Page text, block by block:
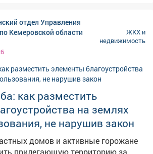
нашли дефект, требующий
с заменой трубопроводов.
оставлять до начала
к нарушению
зимний период. Именно поэтому
выполнить ремонт сразу после
несмотря на необходимость
горячего
объяснили чиновники и извинились
и в усиленном режиме. Фото:
отдел Управления
Кемеровской области
ЖКХ и
недвижимость
как разместить
на землях
не нарушив закон
домов и активные горожане
прилегающую территорию за